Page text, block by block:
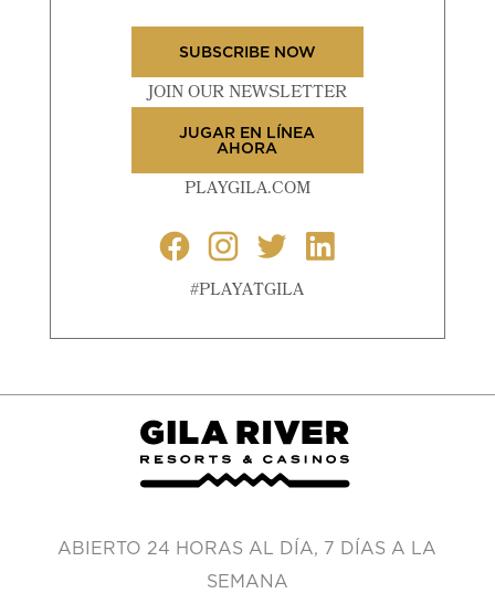
SUBSCRIBE NOW
JOIN OUR NEWSLETTER
JUGAR EN LÍNEA
AHORA
PLAYGILA.COM
#PLAYATGILA
ABIERTO 24 HORAS AL DÍA, 7 DÍAS A LA
SEMANA